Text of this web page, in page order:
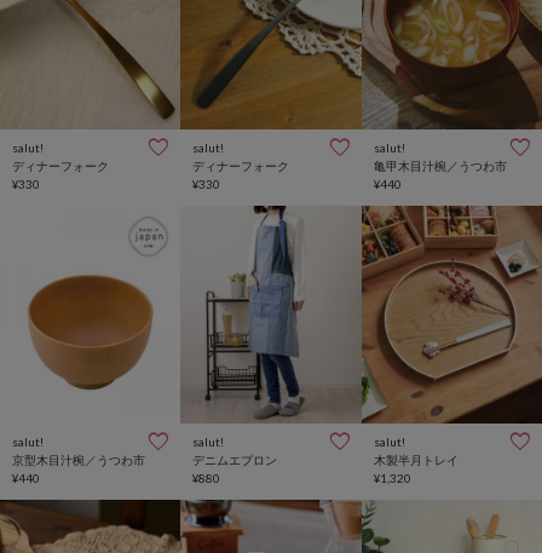
salut!
ディナーフォーク
¥330
salut!
ディナーフォーク
¥330
salut!
亀甲木目汁椀／うつわ市
¥440
salut!
京型木目汁椀／うつわ市
¥440
salut!
デニムエプロン
¥880
salut!
木製半月トレイ
¥1,320